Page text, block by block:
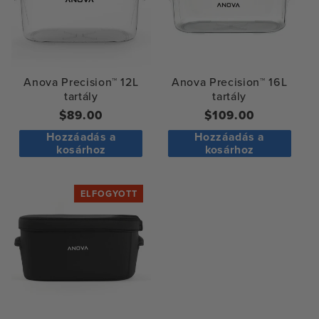
Anova Precision™ 12L
tartály
Normál
ár
$89.00
Hozzáadás a
kosárhoz
Anova Precision™ 16L
tartály
Normál
ár
$109.00
Hozzáadás a
kosárhoz
ELFOGYOTT